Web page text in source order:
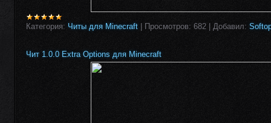
Категория: Читы для Minecraft Просмотров: 682 Добавил:
Чит 1.0.0 Extra Options для Minecraft